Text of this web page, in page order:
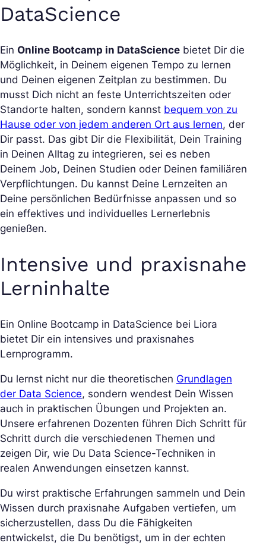
DataScience
Ein Online Bootcamp in DataScience bietet Dir die
Möglichkeit, in Deinem eigenen Tempo zu lernen
und Deinen eigenen Zeitplan zu bestimmen. Du
musst Dich nicht an feste Unterrichtszeiten oder
Standorte halten, sondern kannst bequem von zu
Hause oder von jedem anderen Ort aus lernen, der
Dir passt. Das gibt Dir die Flexibilität, Dein Training
in Deinen Alltag zu integrieren, sei es neben
Deinem Job, Deinen Studien oder Deinen familiären
Verpflichtungen. Du kannst Deine Lernzeiten an
Deine persönlichen Bedürfnisse anpassen und so
ein effektives und individuelles Lernerlebnis
genießen.
Intensive und praxisnahe
Lerninhalte
Ein Online Bootcamp in DataScience bei Liora
bietet Dir ein intensives und praxisnahes
Lernprogramm.
Du lernst nicht nur die theoretischen Grundlagen
der Data Science, sondern wendest Dein Wissen
auch in praktischen Übungen und Projekten an.
Unsere erfahrenen Dozenten führen Dich Schritt für
Schritt durch die verschiedenen Themen und
zeigen Dir, wie Du Data Science-Techniken in
realen Anwendungen einsetzen kannst.
Du wirst praktische Erfahrungen sammeln und Dein
Wissen durch praxisnahe Aufgaben vertiefen, um
sicherzustellen, dass Du die Fähigkeiten
entwickelst, die Du benötigst, um in der echten